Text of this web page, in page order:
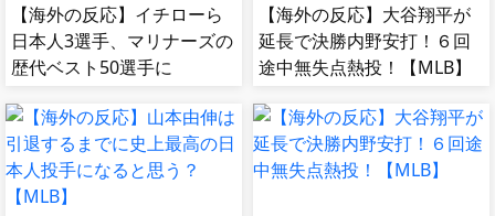
【海外の反応】イチローら
日本人3選手、マリナーズの
歴代ベスト50選手に
【海外の反応】大谷翔平が
延長で決勝内野安打！６回
途中無失点熱投！【MLB】